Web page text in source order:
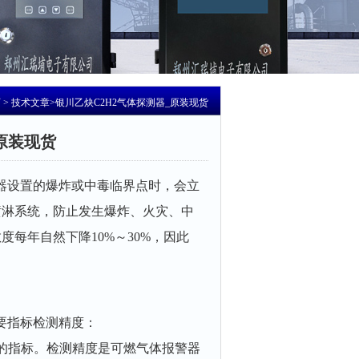
>技术文章>银川乙炔C2H2气体探测器_原装现货
装现货
设置的爆炸或中毒临界点时，会立
系统，防止发生爆炸、火灾、中
每年自然下降10%～30%，因此
指标检测精度：
标。检测精度是可燃气体报警器